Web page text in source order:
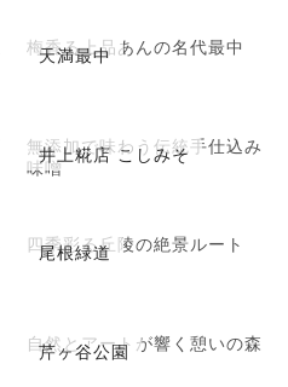
天満最中
梅香る上品あんの名代最中
井上糀店 こしみそ
無添加で味わう伝統手仕込み
味噌
尾根緑道
四季彩る丘陵の絶景ルート
芹ヶ谷公園
自然とアートが響く憩いの森